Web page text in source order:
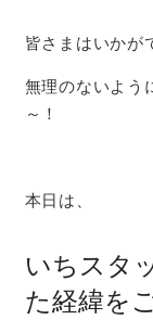
皆さまはいかが
無理のないよう
～！
本日は、
いちスタ
た経緯を